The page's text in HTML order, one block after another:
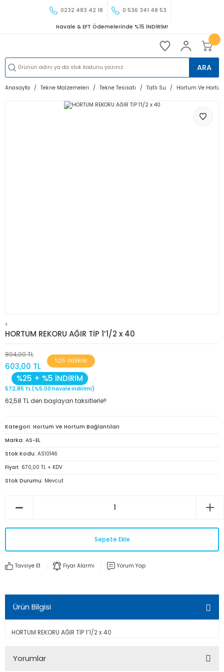
0232 483 42 18 0 536 341 48 53
Havale & EFT Ödemelerinde %15 İNDİRİM!
ARA
Anasayfa Tekne Malzemeleri Tekne Tesisatı Tatlı Su Hortum Ve
<
HORTUM REKORU AĞIR TİP 1’1/2 x 40
804,00 TL
603,00 TL
%25 İNDİRİM
%25 + %5 İNDİRİM
572,85 TL (%5,00 havale indirimi)
62,58 TL den başlayan taksitlerle!!
Kategori Hortum Ve Hortum Bağlantıları
Marka AS-EL
Stok Kodu AS10146
Fiyat 670,00 TL + KDV
Stok Durumu Mevcut
Sepete Ekle
Tavsiye Et Fiyar Alarmı Yorum Yap
Ürün Bilgisi
HORTUM REKORU AĞIR TİP 1’1/2 x 40
Yorumlar